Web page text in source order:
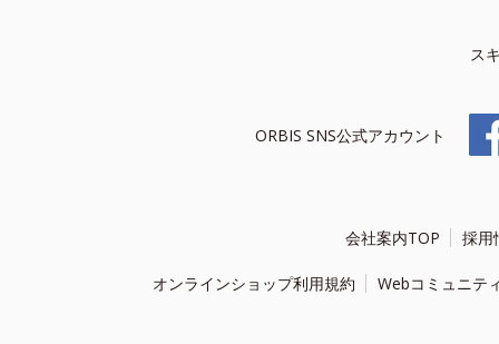
ス
ORBIS SNS公式アカウント
会社案内TOP 採用
オンラインショップ利用規約 Webコミュニテ